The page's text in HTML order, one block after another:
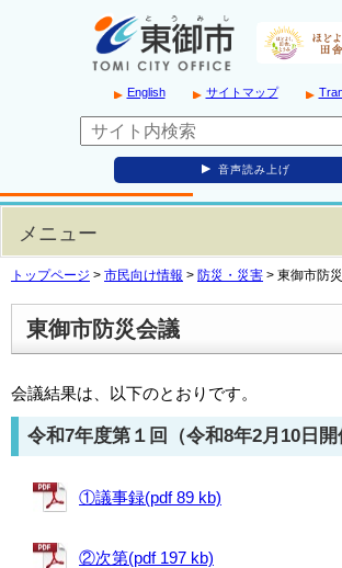
English サイトマップ
音声読み上げ
メニュー
トップページ > 市民向け情報 > 防災・災害 > 東御市防
東御市防災会議
会議結果は、以下のとおりです。
令和7年度第１回（令和8年2月10日開
①議事録(pdf 89 kb)
②次第(pdf 197 kb)